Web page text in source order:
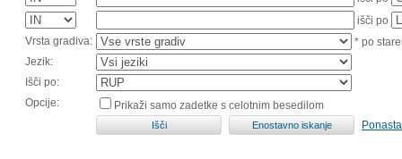
išči po
Vrsta gradiva:
* po
Jezik:
Išči po:
Opcije:
Prikaži samo zadetke s celotnim besedilom